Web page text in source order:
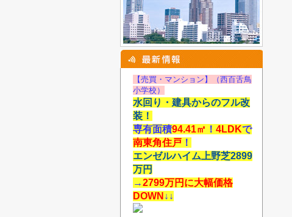
【売買・マンション】（西百舌鳥
小学校）
水回り・建具からのフル改
装！
専有面積94.41㎡ ！ 4LDKで
南東角住戸 ！
エンゼルハイム上野芝2899
万円
→2799万円に大幅価格
DOWN ↓↓